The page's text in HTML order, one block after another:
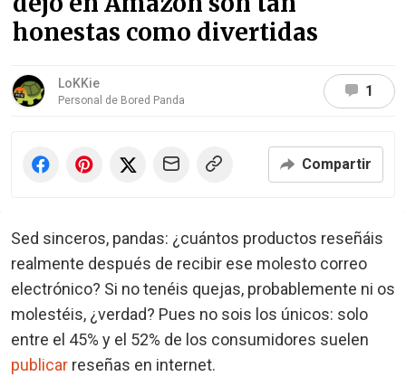
honestas como divertidas
LoKKie
Personal de Bored Panda
1
Compartir
Sed sinceros, pandas: ¿cuántos productos reseñáis
realmente después de recibir ese molesto correo
electrónico? Si no tenéis quejas, probablemente ni os
molestéis, ¿verdad? Pues no sois los únicos: solo
entre el 45% y el 52% de los consumidores suelen
publicar reseñas en internet.